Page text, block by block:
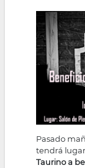
Pasado
tendrá
Taurino a